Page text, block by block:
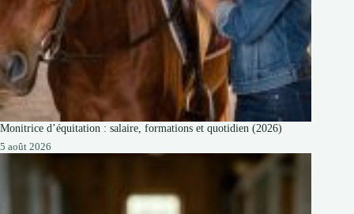
Monitrice d’équitation : salaire, formations et quotidien (2026)
5 août 2026